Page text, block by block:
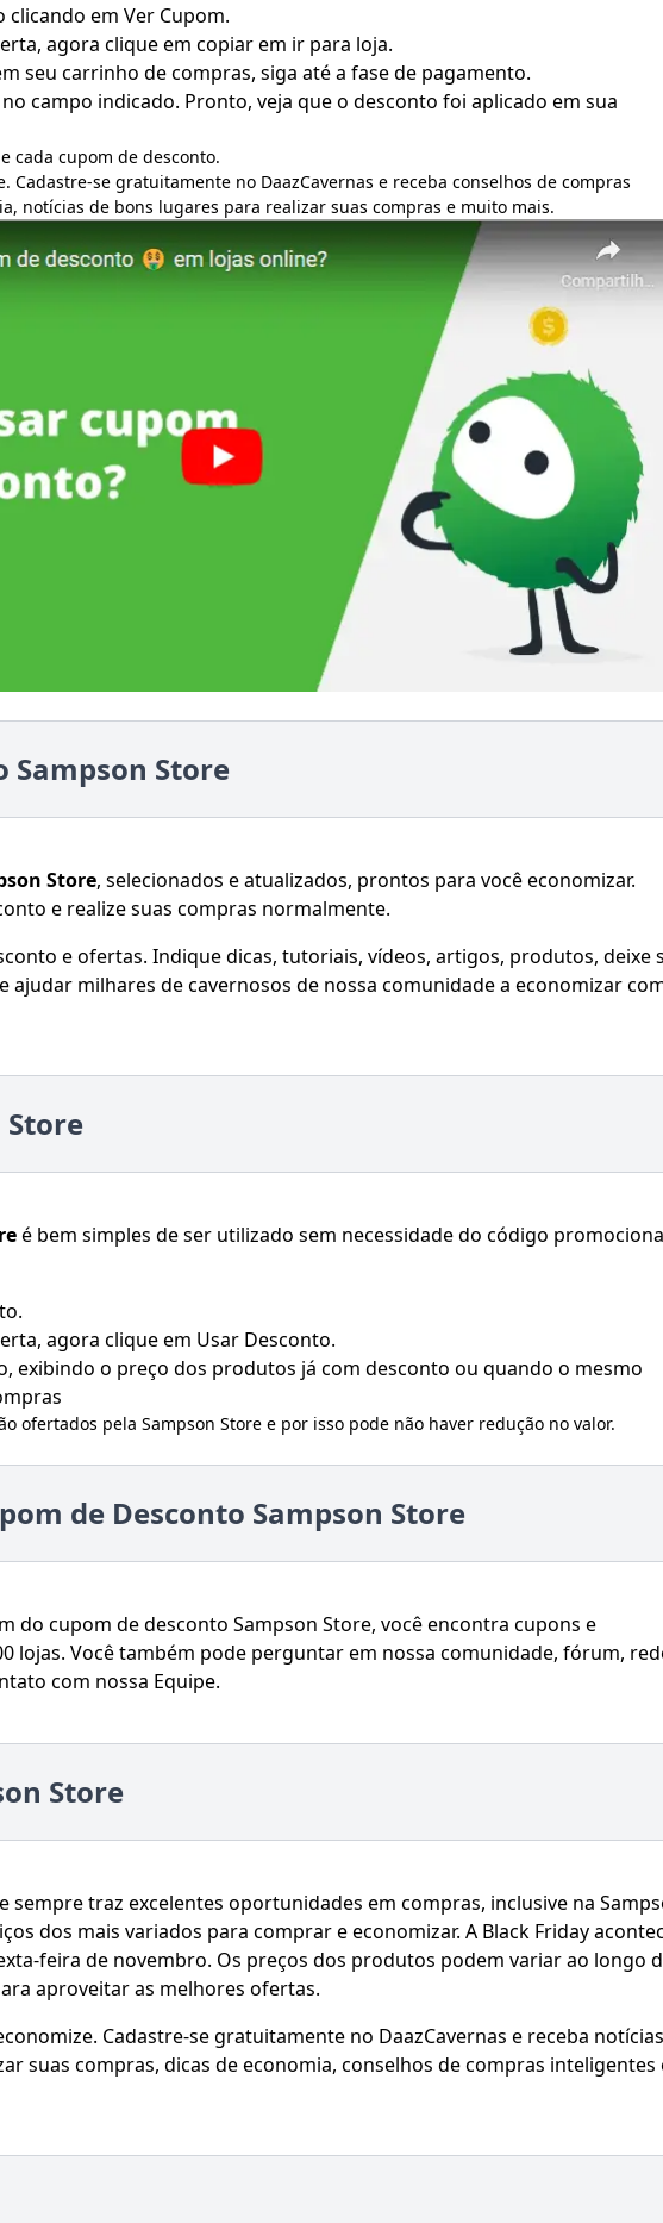
em Ver Cupom.
agora clique em copiar em ir para loja.
seu carrinho de compras, siga até a fase de pagamento.
campo indicado. Pronto, veja que o desconto foi aplicado em sua
cada cupom de desconto.
Cadastre-se gratuitamente no DaazCavernas e receba conselhos de compras
notícias de bons lugares para realizar suas compras e muito mais.
Sampson Store
Store, selecionados e atualizados, prontos para você economizar.
e realize suas compras normalmente.
e ofertas. Indique dicas, tutoriais, vídeos, artigos, produtos, deixe
ajudar milhares de cavernosos de nossa comunidade a economizar
Store
é bem simples de ser utilizado sem necessidade do código
agora clique em Usar Desconto.
exibindo o preço dos produtos já com desconto ou quando o mesmo
ofertados pela Sampson Store e por isso pode não haver redução no valor.
de Desconto Sampson Store
do cupom de desconto Sampson Store, você encontra cupons e
lojas. Você também pode perguntar em nossa comunidade, fórum,
com nossa Equipe.
Store
sempre traz excelentes oportunidades em compras, inclusive na
dos mais variados para comprar e economizar. A Black Friday
feira de novembro. Os preços dos produtos podem variar ao longo
aproveitar as melhores ofertas.
Cadastre-se gratuitamente no DaazCavernas e receba notícias
suas compras, dicas de economia, conselhos de compras inteligentes